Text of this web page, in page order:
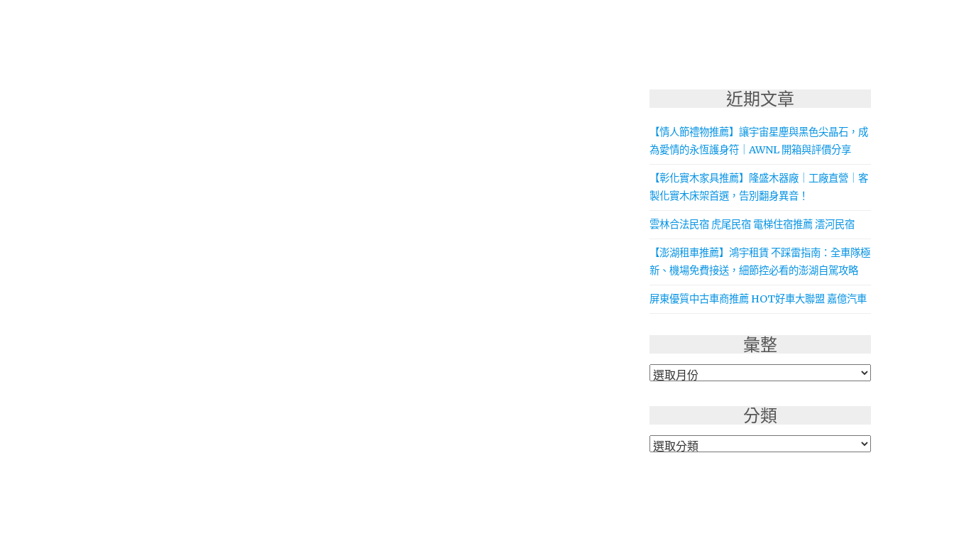
近期文章
【情人節禮物推薦】讓宇宙星塵與黑色尖晶石，成
為愛情的永恆護身符｜AWNL 開箱與評價分享
【彰化實木家具推薦】隆盛木器廠｜工廠直營｜客
製化實木床架首選，告別翻身異音！
雲林合法民宿 虎尾民宿 電梯住宿推薦 澐河民宿
【澎湖租車推薦】鴻宇租賃 不踩雷指南：全車隊極
新、機場免費接送，細節控必看的澎湖自駕攻略
屏東優質中古車商推薦 HOT好車大聯盟 嘉億汽車
彙整
彙
分類
分